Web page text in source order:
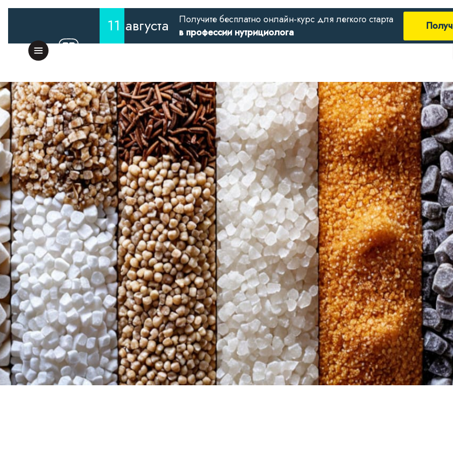
11 августа
Получите бесплатно онлайн-курс для легкого старта
в профессии нутрициолога